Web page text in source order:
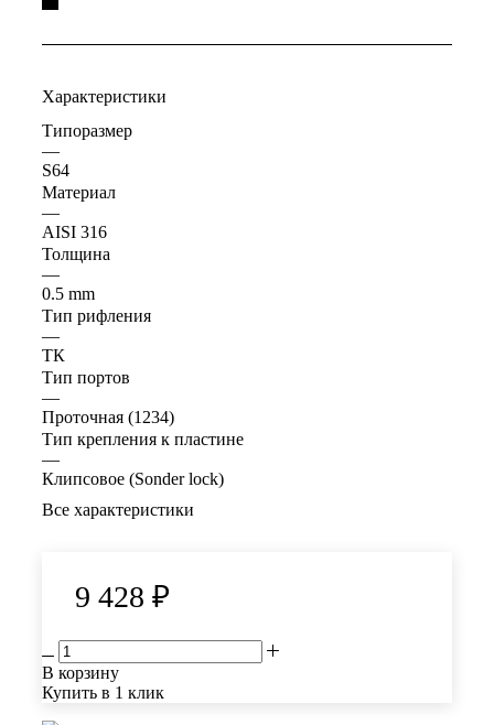
Характеристики
Типоразмер
—
S64
Материал
—
AISI 316
Толщина
—
0.5 mm
Тип рифления
—
ТК
Тип портов
—
Проточная (1234)
Тип крепления к пластине
—
Клипсовое (Sonder lock)
Все характеристики
9 428 ₽
В корзину
Купить в 1 клик